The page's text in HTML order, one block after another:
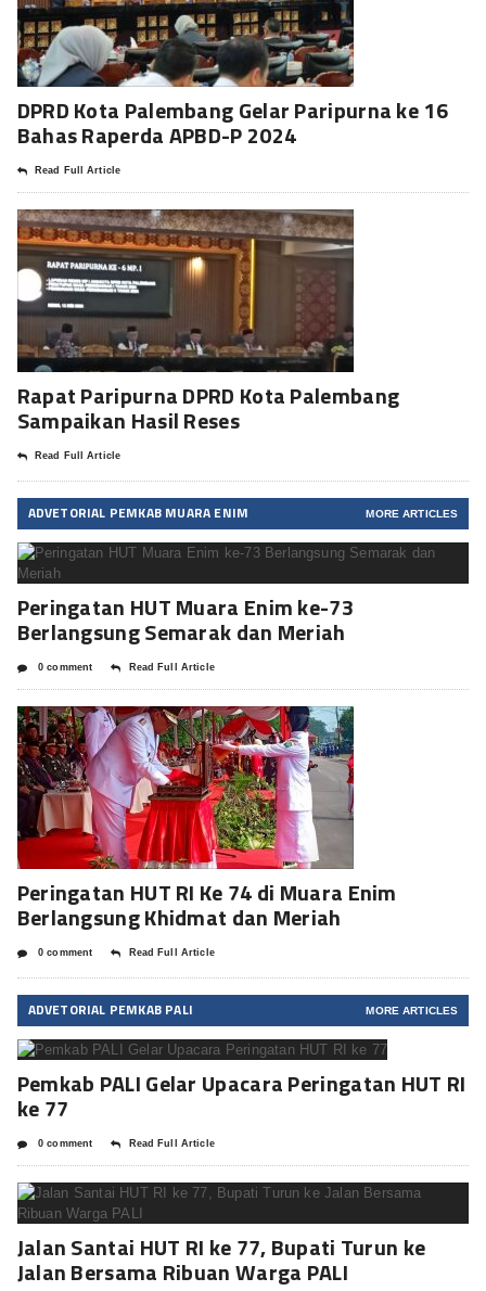
DPRD Kota Palembang Gelar Paripurna ke 16
Bahas Raperda APBD-P 2024
Read Full Article
Rapat Paripurna DPRD Kota Palembang
Sampaikan Hasil Reses
Read Full Article
ADVETORIAL PEMKAB MUARA ENIM MORE ARTICLES
Peringatan HUT Muara Enim ke-73
Berlangsung Semarak dan Meriah
0 comment Read Full Article
Peringatan HUT RI Ke 74 di Muara Enim
Berlangsung Khidmat dan Meriah
0 comment Read Full Article
ADVETORIAL PEMKAB PALI MORE ARTICLES
Pemkab PALI Gelar Upacara Peringatan HUT RI
ke 77
0 comment Read Full Article
Jalan Santai HUT RI ke 77, Bupati Turun ke
Jalan Bersama Ribuan Warga PALI